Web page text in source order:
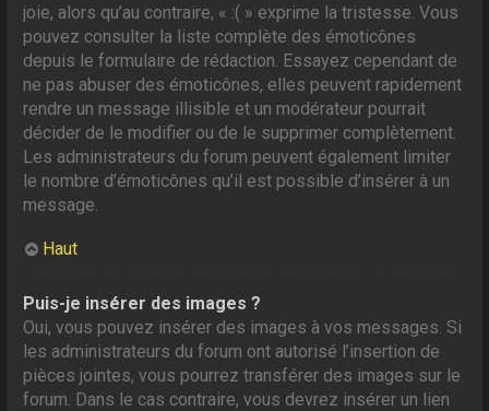
joie, alors qu’au contraire, « :( » exprime la tristesse. Vous
pouvez consulter la liste complète des émoticônes
depuis le formulaire de rédaction. Essayez cependant de
ne pas abuser des émoticônes, elles peuvent rapidement
rendre un message illisible et un modérateur pourrait
décider de le modifier ou de le supprimer complètement.
Les administrateurs du forum peuvent également limiter
le nombre d’émoticônes qu’il est possible d’insérer à un
message.
Haut
Puis-je insérer des images ?
Oui, vous pouvez insérer des images à vos messages. Si
les administrateurs du forum ont autorisé l’insertion de
pièces jointes, vous pourrez transférer des images sur le
forum. Dans le cas contraire, vous devrez insérer un lien